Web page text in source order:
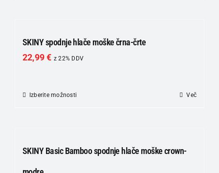
različic.
SKINY spodnje hlače moške črna-črte
22,99€ z 22% DDV
Izberite možnosti
različic.
Več
SKINY Basic Bamboo spodnje hlače moške crown-